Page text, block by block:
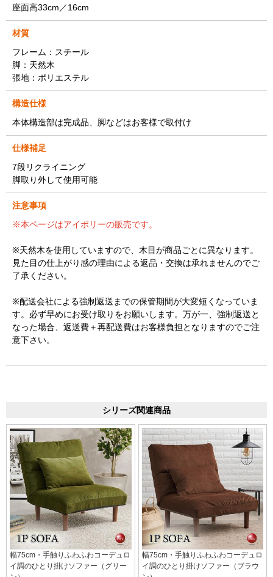
座面高33cm／16cm
材質
フレーム：スチール
脚：天然木
張地：ポリエステル
構造仕様
本体構造部は完成品、脚などはお客様で取付け
仕様補足
7段リクライニング
脚取り外して使用可能
注意事項
※本ページはアイボリーの販売です。
※天然木を使用していますので、木目が商品ごとに異なります。
見た目の仕上がり感の理由による返品・交換は承れませんのでご
了承ください。
※配送会社による強制返送までの保管期間が大変短くなっていま
す。必ず早めにお受け取りをお願いします。万が一、強制返送と
なった場合、返送費＋再配送費はお客様負担となりますのでご注
意下さい。
シリーズ関連商品
幅75cm・手触りふわふわコーデュロ
イ調のひとり掛けソファー（グリー
幅75cm・手触りふわふわコーデュロ
イ調のひとり掛けソファー（ブラウ